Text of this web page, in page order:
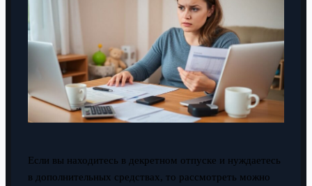
Если вы находитесь в декретном отпуске и нуждаетесь
в дополнительных средствах, то рассмотреть можно